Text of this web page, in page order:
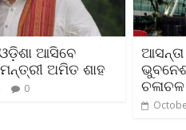
ଆସିବେ
ଅମିତ ଶାହ
0